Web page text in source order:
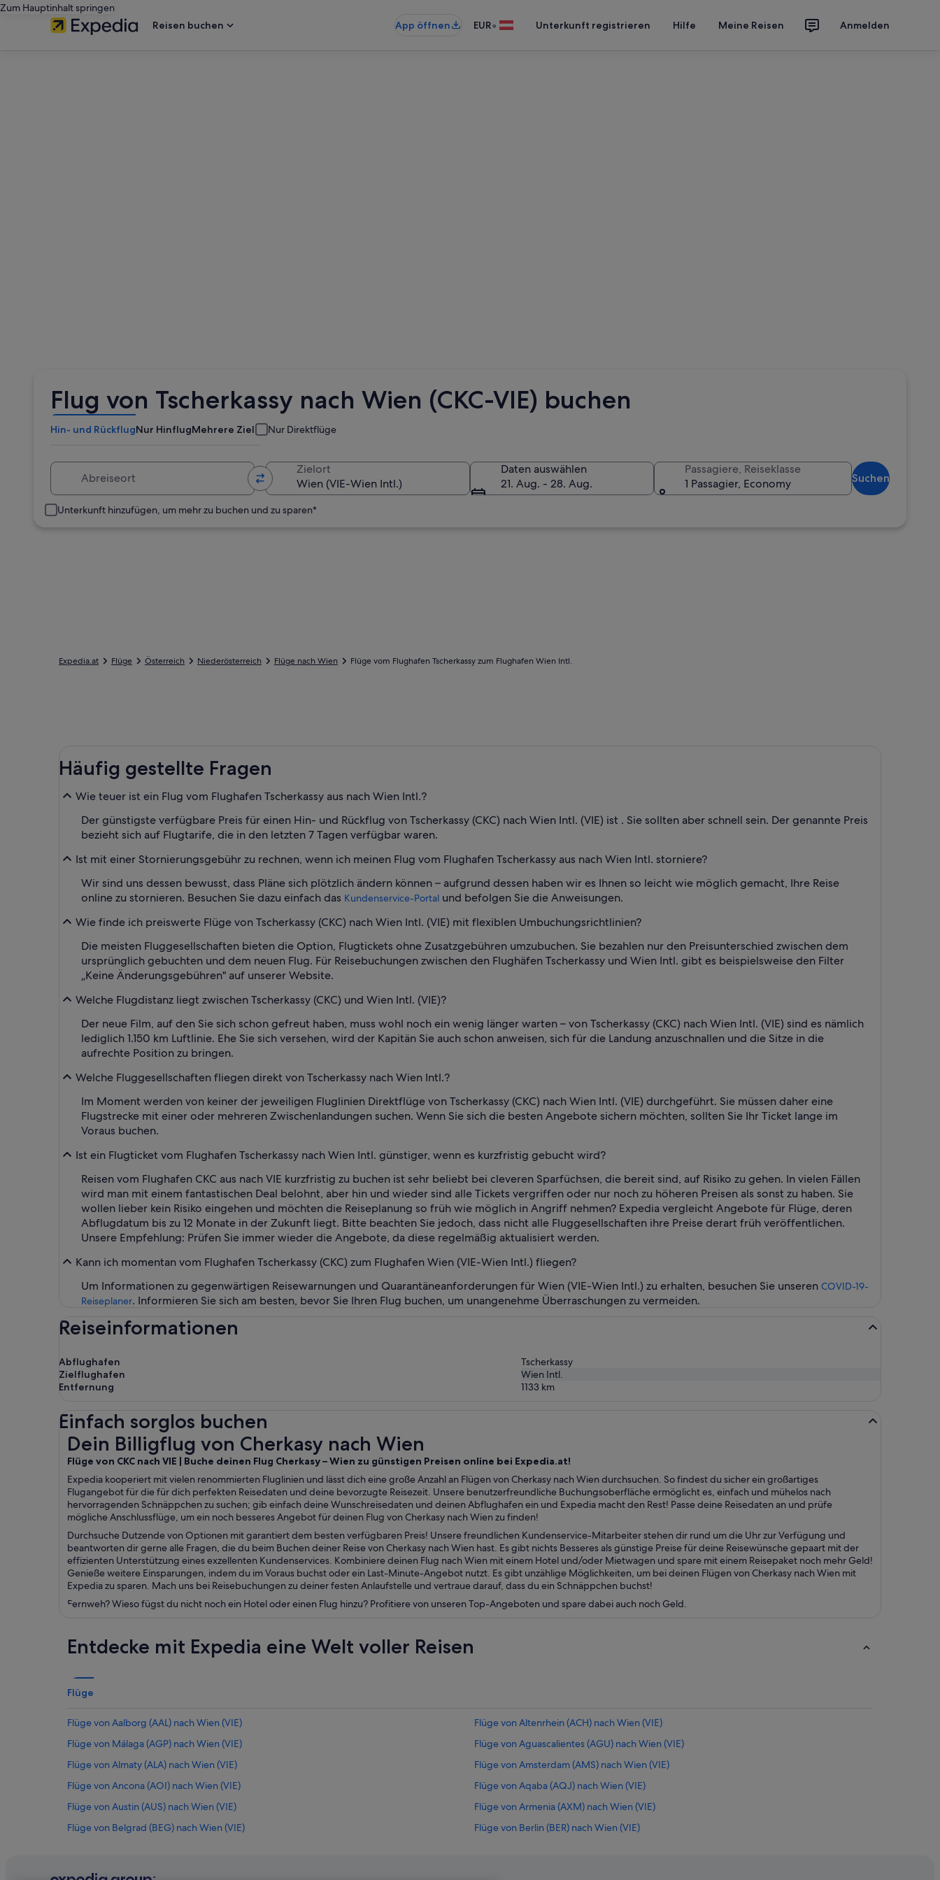
Zum Hauptinhalt springen
Reisen buchen
App öffnen EUR• Unterkunft registrieren Hilfe Meine Reisen Anmelden
Flug von Tscherkassy nach Wien (CKC-VIE) buchen
Hin- und RückflugNur HinflugMehrere Ziele Nur Direktflüge
Zielort
Daten auswählen
21. Aug. - 28. Aug.
Passagiere, Reiseklasse
1 Passagier, Economy
Suchen
Unterkunft hinzufügen, um mehr zu buchen und zu sparen*
Expedia.at Flüge Österreich Niederösterreich Flüge nach Wien Flüge vom Flughafen Tscherkassy zum Flughafen Wien Intl.
Häufig gestellte Fragen
Wie teuer ist ein Flug vom Flughafen Tscherkassy aus nach Wien Intl.?
Der günstigste verfügbare Preis für einen Hin- und Rückflug von Tscherkassy (CKC) nach Wien Intl. (VIE) ist . Sie sollten aber schnell sein. Der genannte Preis
bezieht sich auf Flugtarife, die in den letzten 7 Tagen verfügbar waren.
Ist mit einer Stornierungsgebühr zu rechnen, wenn ich meinen Flug vom Flughafen Tscherkassy aus nach Wien Intl. storniere?
Wir sind uns dessen bewusst, dass Pläne sich plötzlich ändern können – aufgrund dessen haben wir es Ihnen so leicht wie möglich gemacht, Ihre Reise
online zu stornieren. Besuchen Sie dazu einfach das Kundenservice-Portal und befolgen Sie die Anweisungen.
Wie finde ich preiswerte Flüge von Tscherkassy (CKC) nach Wien Intl. (VIE) mit flexiblen Umbuchungsrichtlinien?
Die meisten Fluggesellschaften bieten die Option, Flugtickets ohne Zusatzgebühren umzubuchen. Sie bezahlen nur den Preisunterschied zwischen dem
ursprünglich gebuchten und dem neuen Flug. Für Reisebuchungen zwischen den Flughäfen Tscherkassy und Wien Intl. gibt es beispielsweise den Filter
„Keine Änderungsgebühren" auf unserer Website.
Welche Flugdistanz liegt zwischen Tscherkassy (CKC) und Wien Intl. (VIE)?
Der neue Film, auf den Sie sich schon gefreut haben, muss wohl noch ein wenig länger warten – von Tscherkassy (CKC) nach Wien Intl. (VIE) sind es nämlich
lediglich 1.150 km Luftlinie. Ehe Sie sich versehen, wird der Kapitän Sie auch schon anweisen, sich für die Landung anzuschnallen und die Sitze in die
aufrechte Position zu bringen.
Welche Fluggesellschaften fliegen direkt von Tscherkassy nach Wien Intl.?
Im Moment werden von keiner der jeweiligen Fluglinien Direktflüge von Tscherkassy (CKC) nach Wien Intl. (VIE) durchgeführt. Sie müssen daher eine
Flugstrecke mit einer oder mehreren Zwischenlandungen suchen. Wenn Sie sich die besten Angebote sichern möchten, sollten Sie Ihr Ticket lange im
Voraus buchen.
Ist ein Flugticket vom Flughafen Tscherkassy nach Wien Intl. günstiger, wenn es kurzfristig gebucht wird?
Reisen vom Flughafen CKC aus nach VIE kurzfristig zu buchen ist sehr beliebt bei cleveren Sparfüchsen, die bereit sind, auf Risiko zu gehen. In vielen Fällen
wird man mit einem fantastischen Deal belohnt, aber hin und wieder sind alle Tickets vergriffen oder nur noch zu höheren Preisen als sonst zu haben. Sie
wollen lieber kein Risiko eingehen und möchten die Reiseplanung so früh wie möglich in Angriff nehmen? Expedia vergleicht Angebote für Flüge, deren
Abflugdatum bis zu 12 Monate in der Zukunft liegt. Bitte beachten Sie jedoch, dass nicht alle Fluggesellschaften ihre Preise derart früh veröffentlichen.
Unsere Empfehlung: Prüfen Sie immer wieder die Angebote, da diese regelmäßig aktualisiert werden.
Kann ich momentan vom Flughafen Tscherkassy (CKC) zum Flughafen Wien (VIE-Wien Intl.) fliegen?
Um Informationen zu gegenwärtigen Reisewarnungen und Quarantäneanforderungen für Wien (VIE-Wien Intl.) zu erhalten, besuchen Sie unseren COVID-19-
Reiseplaner. Informieren Sie sich am besten, bevor Sie Ihren Flug buchen, um unangenehme Überraschungen zu vermeiden.
Reiseinformationen
Abflughafen
Tscherkassy
Zielflughafen
Wien Intl.
Entfernung
1133 km
Einfach sorglos buchen
Dein Billigflug von Cherkasy nach Wien
Flüge von CKC nach VIE | Buche deinen Flug Cherkasy – Wien zu günstigen Preisen online bei Expedia.at!
Expedia kooperiert mit vielen renommierten Fluglinien und lässt dich eine große Anzahl an Flügen von Cherkasy nach Wien durchsuchen. So findest du sicher ein großartiges
Flugangebot für die für dich perfekten Reisedaten und deine bevorzugte Reisezeit. Unsere benutzerfreundliche Buchungsoberfläche ermöglicht es, einfach und mühelos nach
hervorragenden Schnäppchen zu suchen; gib einfach deine Wunschreisedaten und deinen Abflughafen ein und Expedia macht den Rest! Passe deine Reisedaten an und prüfe
mögliche Anschlussflüge, um ein noch besseres Angebot für deinen Flug von Cherkasy nach Wien zu finden!
Durchsuche Dutzende von Optionen mit garantiert dem besten verfügbaren Preis! Unsere freundlichen Kundenservice-Mitarbeiter stehen dir rund um die Uhr zur Verfügung und
beantworten dir gerne alle Fragen, die du beim Buchen deiner Reise von Cherkasy nach Wien hast. Es gibt nichts Besseres als günstige Preise für deine Reisewünsche gepaart mit der
effizienten Unterstützung eines exzellenten Kundenservices. Kombiniere deinen Flug nach Wien mit einem Hotel und/oder Mietwagen und spare mit einem Reisepaket noch mehr Geld!
Genieße weitere Einsparungen, indem du im Voraus buchst oder ein Last-Minute-Angebot nutzt. Es gibt unzählige Möglichkeiten, um bei deinen Flügen von Cherkasy nach Wien mit
Expedia zu sparen. Mach uns bei Reisebuchungen zu deiner festen Anlaufstelle und vertraue darauf, dass du ein Schnäppchen buchst!
Fernweh? Wieso fügst du nicht noch ein Hotel oder einen Flug hinzu? Profitiere von unseren Top-Angeboten und spare dabei auch noch Geld.
Dein Billigflug von Cherkasy nach Wien
Entdecke mit Expedia eine Welt voller Reisen
Flüge
Flüge von Aalborg (AAL) nach Wien (VIE)
Flüge von Altenrhein (ACH) nach Wien (VIE)
Flüge von Málaga (AGP) nach Wien (VIE)
Flüge von Aguascalientes (AGU) nach Wien (VIE)
Flüge von Almaty (ALA) nach Wien (VIE)
Flüge von Amsterdam (AMS) nach Wien (VIE)
Flüge von Ancona (AOI) nach Wien (VIE)
Flüge von Aqaba (AQJ) nach Wien (VIE)
Flüge von Austin (AUS) nach Wien (VIE)
Flüge von Armenia (AXM) nach Wien (VIE)
Flüge von Belgrad (BEG) nach Wien (VIE)
Flüge von Berlin (BER) nach Wien (VIE)